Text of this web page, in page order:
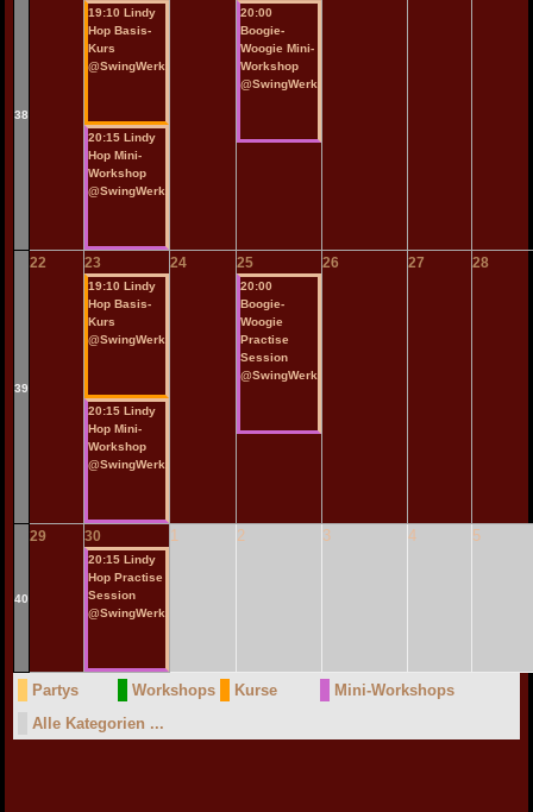
38
19:10 Lindy
Hop Basis-
Kurs
@SwingWerk
20:15 Lindy
Hop Mini-
Workshop
@SwingWerk
20:00
Boogie-
Woogie Mini-
Workshop
@SwingWerk
39
22 23
19:10 Lindy
Hop Basis-
Kurs
@SwingWerk
20:15 Lindy
Hop Mini-
Workshop
@SwingWerk
24 25
20:00
Boogie-
Woogie
Practise
Session
@SwingWerk
26 27 28
40
29 30
20:15 Lindy
Hop Practise
Session
@SwingWerk
1 2 3 4 5
Partys Workshops Kurse
Mini-Workshops
Alle Kategorien ...